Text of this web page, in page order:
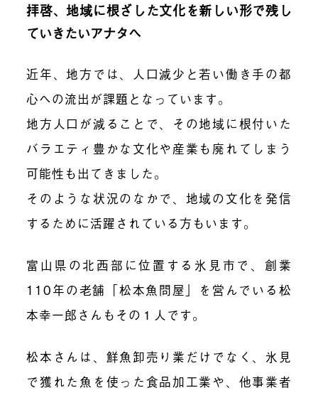
拝啓、地域に根ざした文化を新しい形で残し
ていきたいアナタへ
近年、地方では、人口減少と若い働き手の都
心への流出が課題となっています。
地方人口が減ることで、その地域に根付いた
バラエティ豊かな文化や産業も廃れてしまう
可能性も出てきました。
そのような状況のなかで、地域の文化を発信
するために活躍されている方もいます。
富山県の北西部に位置する氷見市で、創業
110年の老舗「松本魚問屋」を営んでいる松
本幸一郎さんもその１人です。
松本さんは、鮮魚卸売り業だけでなく、氷見
で獲れた魚を使った食品加工業や、他事業者